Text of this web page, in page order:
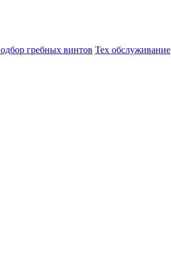
гребных винтов Тех обслуживание